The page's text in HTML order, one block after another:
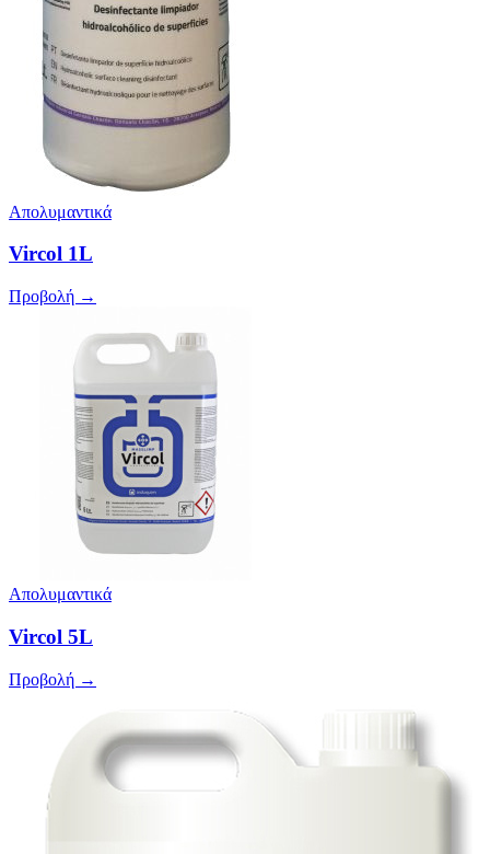
Απολυμαντικά
Vircol 1L
Προβολή →
Απολυμαντικά
Vircol 5L
Προβολή →